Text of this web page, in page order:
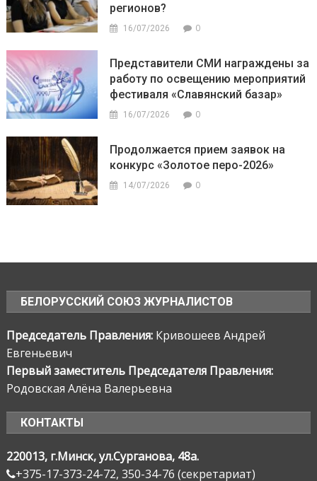
регионов?
16/07/2026 0
Представители СМИ награждены за
работу по освещению мероприятий
фестиваля «Славянский базар»
16/07/2026 0
Продолжается прием заявок на
конкурс «Золотое перо-2026»
14/07/2026 0
БЕЛОРУССКИЙ СОЮЗ ЖУРНАЛИСТОВ
Председатель Правления: Кривошеев Андрей
Евгеньевич
Первый заместитель Председателя Правления:
Родовская Алёна Валерьевна
КОНТАКТЫ
220013, г.Минск, ул.Сурганова, 48а.
+375-17-373-24-72, 350-34-76 (секретариат)